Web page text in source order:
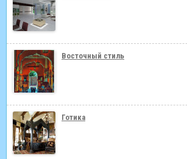
Восточный стиль
Готика